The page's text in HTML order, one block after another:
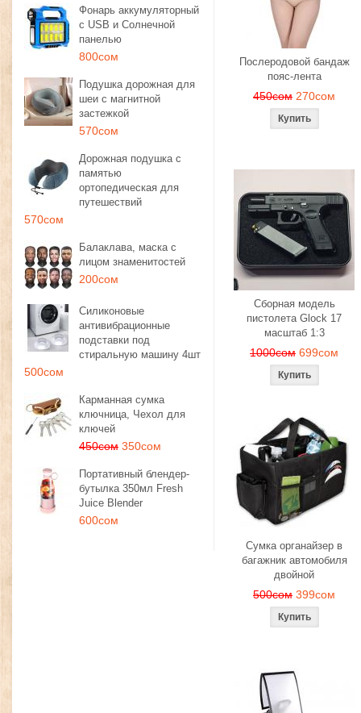
Фонарь аккумуляторный
с USB и Солнечной
панелью
800сом
Подушка дорожная для
шеи с магнитной
застежкой
570сом
Дорожная подушка с
памятью
ортопедическая для
путешествий
570сом
Балаклава, маска с
лицом знаменитостей
200сом
Силиконовые
антивибрационные
подставки под
стиральную машину 4шт
500сом
Карманная сумка
ключница, Чехол для
ключей
450сом 350сом
Портативный блендер-
бутылка 350мл Fresh
Juice Blender
600сом
Послеродовой бандаж
пояс-лента
450сом 270сом
Сборная модель
пистолета Glock 17
масштаб 1:3
1000сом 699сом
Сумка органайзер в
багажник автомобиля
двойной
500сом 399сом